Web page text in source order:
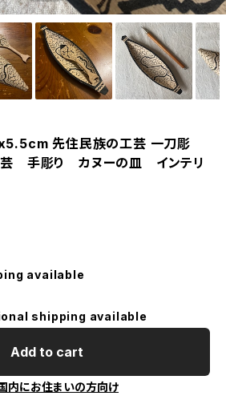
先住民族の工芸 一刀彫
手彫り カヌーの皿 インテリ
available
shipping available
Add to cart
内にお住まいの方向け